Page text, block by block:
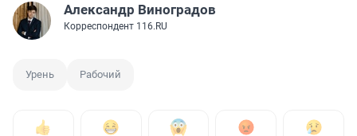
Александр Виноградов
Корреспондент 116.RU
Урень Рабочий